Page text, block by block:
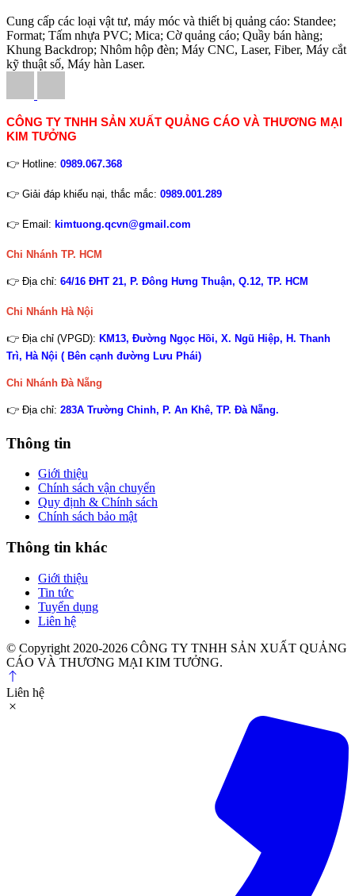
Cung cấp các loại vật tư, máy móc và thiết bị quảng cáo: Standee;
Format; Tấm nhựa PVC; Mica; Cờ quảng cáo; Quầy bán hàng;
Khung Backdrop; Nhôm hộp đèn; Máy CNC, Laser, Fiber, Máy cắt
kỹ thuật số, Máy hàn Laser.
CÔNG TY TNHH SẢN XUẤT QUẢNG CÁO VÀ THƯƠNG MẠI
KIM TƯỞNG
👉 Hotline: 0989.067.368
👉 Giải đáp khiếu nại, thắc mắc: 0989.001.289
👉 Email: kimtuong.qcvn@gmail.com
Chi Nhánh TP. HCM
👉 Địa chỉ: 64/16 ĐHT 21, P. Đông Hưng Thuận, Q.12, TP. HCM
Chi Nhánh Hà Nội
👉 Địa chỉ (VPGD): KM13, Đường Ngọc Hồi, X. Ngũ Hiệp, H. Thanh
Trì, Hà Nội ( Bên cạnh đường Lưu Phái)
Chi Nhánh Đà Nẵng
👉 Địa chỉ: 283A Trường Chinh, P. An Khê, TP. Đà Nẵng.
Thông tin
Giới thiệu
Chính sách vận chuyển
Quy định & Chính sách
Chính sách bảo mật
Thông tin khác
Giới thiệu
Tin tức
Tuyển dụng
Liên hệ
© Copyright 2020-2026 CÔNG TY TNHH SẢN XUẤT QUẢNG
CÁO VÀ THƯƠNG MẠI KIM TƯỞNG.
Liên hệ